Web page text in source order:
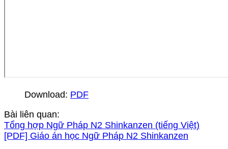
Download: PDF
Bài liên quan:
Tổng hợp Ngữ Pháp N2 Shinkanzen (tiếng Việt)
[PDF] Giáo án học Ngữ Pháp N2 Shinkanzen